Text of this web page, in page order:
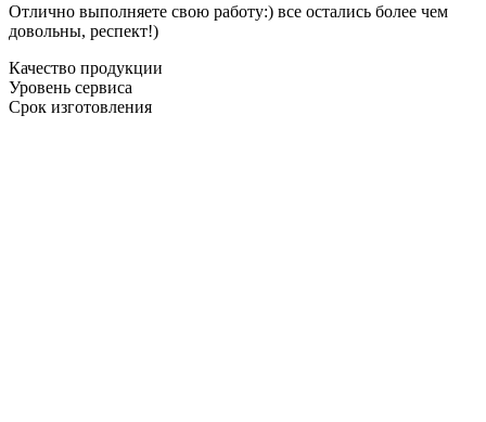
Отлично выполняете свою работу:) все остались более чем
довольны, респект!)
Качество продукции
Уровень сервиса
Срок изготовления